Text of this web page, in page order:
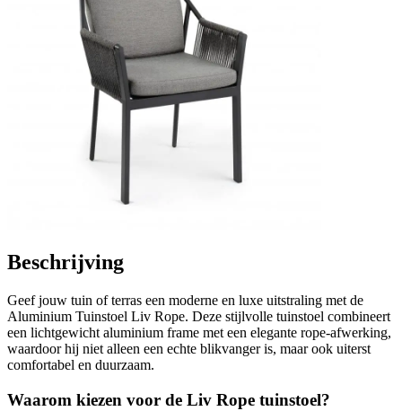
Beschrijving
Geef jouw tuin of terras een moderne en luxe uitstraling met de
Aluminium Tuinstoel Liv Rope. Deze stijlvolle tuinstoel combineert
een lichtgewicht aluminium frame met een elegante rope-afwerking,
waardoor hij niet alleen een echte blikvanger is, maar ook uiterst
comfortabel en duurzaam.
Waarom kiezen voor de Liv Rope tuinstoel?